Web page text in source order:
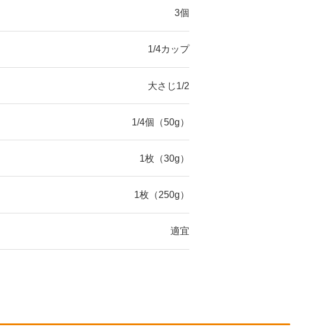
3個
1/4カップ
大さじ1/2
1/4個（50g）
1枚（30g）
1枚（250g）
適宜